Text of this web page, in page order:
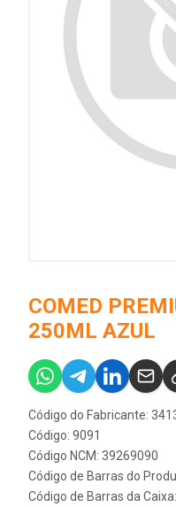
COMED
250ML AZUL
Código do Fabricante:
Código: 9091
Código NCM: 39269090
Código de Barras do
Código de Barras da